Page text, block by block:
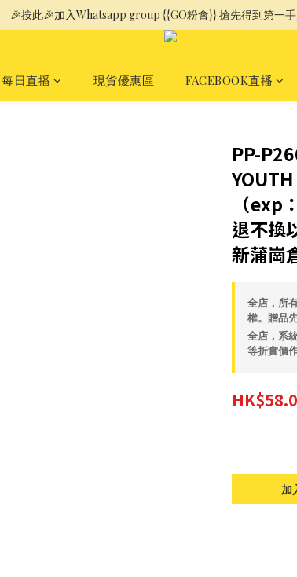
🎉按此🎉加入Whatsapp group {{GO粉會}} 搶先得到第一
每日直播 現貨優惠區 FACEBOOK直播
PP-
（
退不換
新蒲崗
全店，所
權。贈品
全店，系
等折實價
加